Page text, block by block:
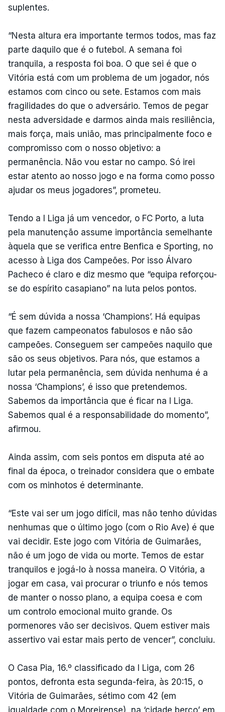
suplentes.
“Nesta altura era importante termos todos, mas faz
parte daquilo que é o futebol. A semana foi
tranquila, a resposta foi boa. O que sei é que o
Vitória está com um problema de um jogador, nós
estamos com cinco ou sete. Estamos com mais
fragilidades do que o adversário. Temos de pegar
nesta adversidade e darmos ainda mais resiliência,
mais força, mais união, mas principalmente foco e
compromisso com o nosso objetivo: a
permanência. Não vou estar no campo. Só irei
estar atento ao nosso jogo e na forma como posso
ajudar os meus jogadores”, prometeu.
Tendo a I Liga já um vencedor, o FC Porto, a luta
pela manutenção assume importância semelhante
àquela que se verifica entre Benfica e Sporting, no
acesso à Liga dos Campeões. Por isso Álvaro
Pacheco é claro e diz mesmo que “equipa reforçou-
se do espírito casapiano” na luta pelos pontos.
“É sem dúvida a nossa ‘Champions’. Há equipas
que fazem campeonatos fabulosos e não são
campeões. Conseguem ser campeões naquilo que
são os seus objetivos. Para nós, que estamos a
lutar pela permanência, sem dúvida nenhuma é a
nossa ‘Champions’, é isso que pretendemos.
Sabemos da importância que é ficar na I Liga.
Sabemos qual é a responsabilidade do momento”,
afirmou.
Ainda assim, com seis pontos em disputa até ao
final da época, o treinador considera que o embate
com os minhotos é determinante.
“Este vai ser um jogo difícil, mas não tenho dúvidas
nenhumas que o último jogo (com o Rio Ave) é que
vai decidir. Este jogo com Vitória de Guimarães,
não é um jogo de vida ou morte. Temos de estar
tranquilos e jogá-lo à nossa maneira. O Vitória, a
jogar em casa, vai procurar o triunfo e nós temos
de manter o nosso plano, a equipa coesa e com
um controlo emocional muito grande. Os
pormenores vão ser decisivos. Quem estiver mais
assertivo vai estar mais perto de vencer”, concluiu.
O Casa Pia, 16.º classificado da I Liga, com 26
pontos, defronta esta segunda-feira, às 20:15, o
Vitória de Guimarães, sétimo com 42 (em
igualdade com o Moreirense), na ‘cidade berço’ em